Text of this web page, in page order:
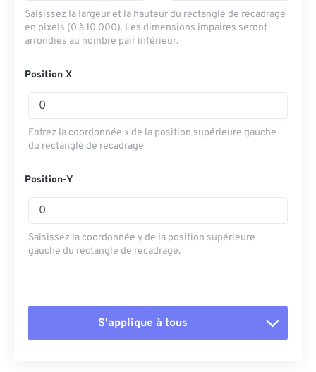
Saisissez la largeur et la hauteur du rectangle de recadrage
en pixels (0 à 10 000). Les dimensions impaires seront
arrondies au nombre pair inférieur.
Position X
Entrez la coordonnée x de la position supérieure gauche
du rectangle de recadrage
Position-Y
Saisissez la coordonnée y de la position supérieure
gauche du rectangle de recadrage.
S'applique à tous